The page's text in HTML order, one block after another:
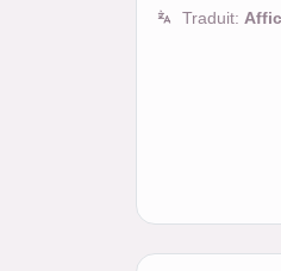
Traduit: